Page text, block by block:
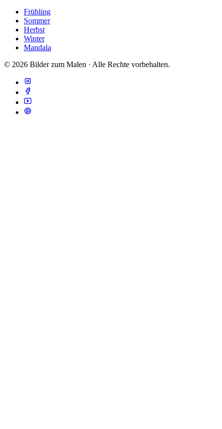
Frühling
Sommer
Herbst
Winter
Mandala
© 2026 Bilder zum Malen · Alle Rechte vorbehalten.